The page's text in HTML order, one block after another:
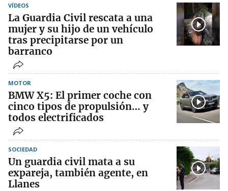
VÍDEOS
La Guardia Civil rescata a una
mujer y su hijo de un vehículo
tras precipitarse por un
barranco
MOTOR
BMW X5: El primer coche con
cinco tipos de propulsión… y
todos electrificados
SOCIEDAD
Un guardia civil mata a su
expareja, también agente, en
Llanes